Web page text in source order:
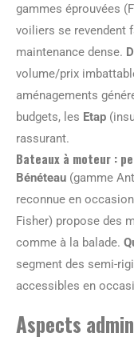
gammes éprouvées
voiliers se revendent
maintenance dense.
volume/prix
aménagements
budgets, les Etap
rassurant.
Bateaux à moteur :
Bénéteau (gamme
reconnue en
Fisher) propose des
comme à la balade.
segment des semi-
accessibles en
Aspects